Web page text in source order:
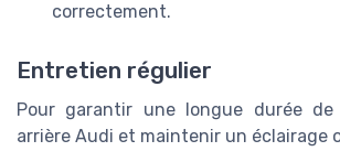
correctement.
Entretien régulier
Pour garantir une longue durée
arrière Audi et maintenir un éclairage